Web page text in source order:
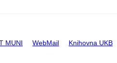
MUNI WebMail Knihovna UKB